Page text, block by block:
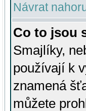
Návrat
Co to jsou
Smajlíky,
používají k
znamená
můžete